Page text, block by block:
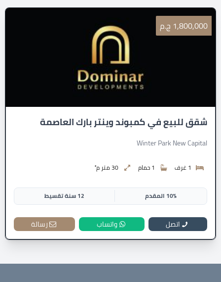
1,800,000 ج.م
شقق للبيع في كمبوند وينتر بارك العاصمة
Winter Park New Capital
1 غرف 1 حمام 30 متر م²
10% المقدم 12 سنة تقسيط
اتصل واتساب رسالة